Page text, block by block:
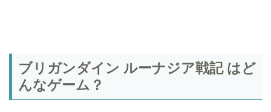
ブリガンダイン ルーナジア戦記 はど
んなゲーム？